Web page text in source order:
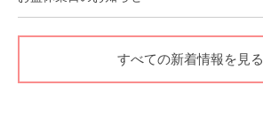
すべての新着情報を見る